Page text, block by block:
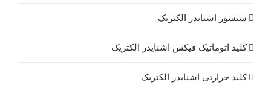
سنسور اشنایدر الکتریک
کلید اتوماتیک فیکس اشنایدر الکتریک
کلید حرارتی اشنایدر الکتریک